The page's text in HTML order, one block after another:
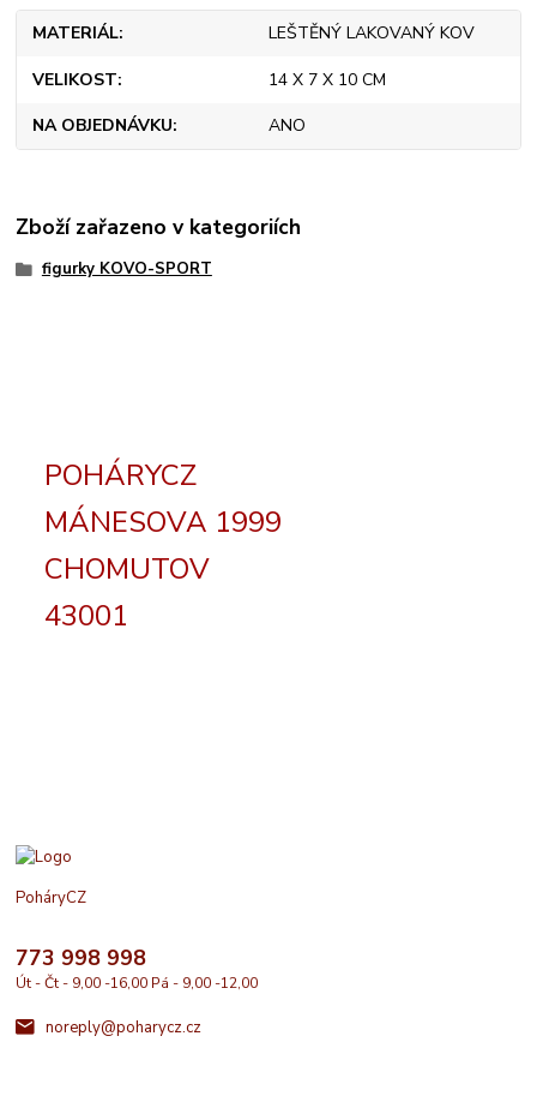
MATERIÁL LEŠTĚNÝ LAKOVANÝ KOV
VELIKOST 14 X 7 X 10 CM
NA OBJEDNÁVKU ANO
Zboží zařazeno v kategoriích
figurky KOVO-SPORT
POHÁRYCZ
MÁNESOVA 1999
CHOMUTOV
43001
PoháryCZ
773 998 998
Út - Čt - 9,00 -16,00 Pá - 9,00 -12,00
noreply@poharycz.cz